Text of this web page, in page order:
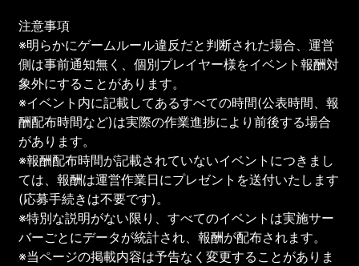
注意事項
※明らかにゲームルール違反だと判断された場合、運営
側は事前通知無く、個別プレイヤー様をイベント報酬対
象外にすることがあります。
※イベント内に記載してあるすべての時間(公表時間、報
酬配布時間など)は実際の作業進捗により前後する場合
があります。
※報酬配布時間が記載されていないイベントにつきまし
ては、報酬は運営作業日にプレゼントを送付いたします
(応募手続きは不要です)。
※特別な説明がない限り、すべてのイベントは実施サー
バーごとにデータが統計され、報酬が配布されます。
※当ページの掲載内容は予告なく変更することがありま